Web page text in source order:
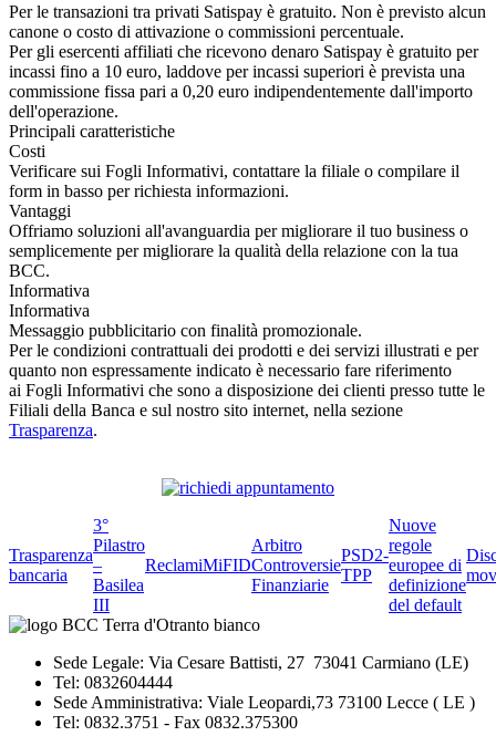
Per le transazioni tra privati Satispay è gratuito. Non è previsto alcun
canone o costo di attivazione o commissioni percentuale.
Per gli esercenti affiliati che ricevono denaro Satispay è gratuito per
incassi fino a 10 euro, laddove per incassi superiori è prevista una
commissione fissa pari a 0,20 euro indipendentemente dall'importo
dell'operazione.
Principali caratteristiche
Costi
Verificare sui Fogli Informativi, contattare la filiale o compilare il
form in basso per richiesta informazioni.
Vantaggi
Offriamo soluzioni all'avanguardia per migliorare il tuo business o
semplicemente per migliorare la qualità della relazione con la tua
BCC.
Informativa
Informativa
Messaggio pubblicitario con finalità promozionale.
Per le condizioni contrattuali dei prodotti e dei servizi illustrati e per
quanto non espressamente indicato è necessario fare riferimento
ai Fogli Informativi che sono a disposizione dei clienti presso tutte le
Filiali della Banca e sul nostro sito internet, nella sezione
Trasparenza.
Trasparenza
bancaria
3°
Pilastro
–
Basilea
III
ReclamiMiFID
Arbitro
Controversie
Finanziarie
PSD2-
TPP
Nuove
regole
europee di
definizione
del default
Sede Legale: Via Cesare Battisti, 27 73041 Carmiano (LE)
Tel: 0832604444
Sede Amministrativa: Viale Leopardi,73 73100 Lecce ( LE )
Tel: 0832.3751 - Fax 0832.375300